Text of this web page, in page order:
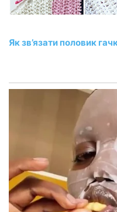
Як зв’язати половик